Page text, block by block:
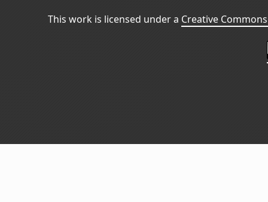
This work is licensed under a Creative